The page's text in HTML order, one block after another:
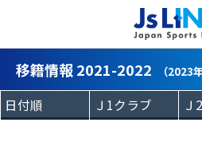
移籍情報 2021-2022 （2023